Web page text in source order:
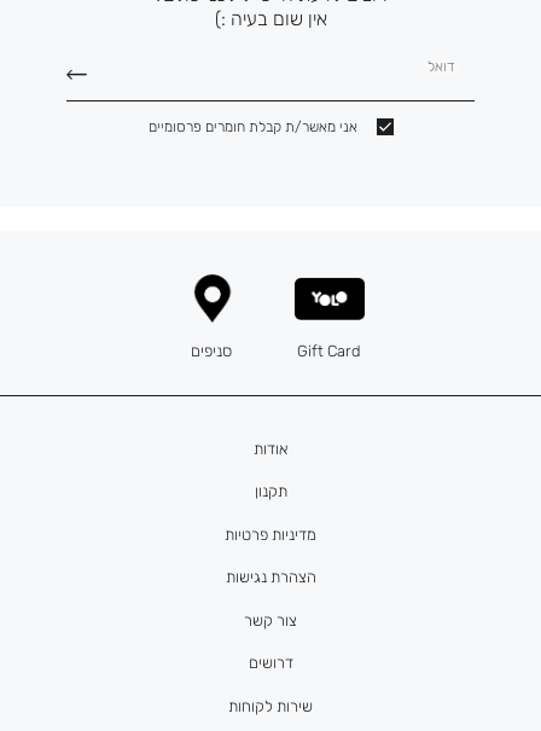
אין שום בעיה :)
דואל
אני מאשר/ת קבלת חומרים פרסומיים
אודות
תקנון
מדיניות פרטיות
הצהרת נגישות
צור קשר
דרושים
Gift Card סניפים
שירות לקוחות